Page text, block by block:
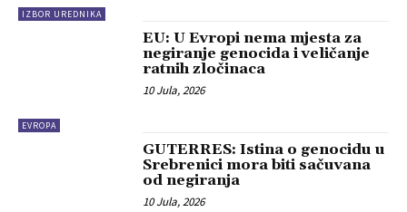
IZBOR UREDNIKA
EVROPA
EU: U Evropi nema mjesta za
negiranje genocida i veličanje
ratnih zločinaca
10 Jula, 2026
GUTERRES: Istina o genocidu u
Srebrenici mora biti sačuvana
od negiranja
10 Jula, 2026